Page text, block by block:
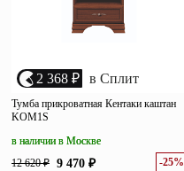
2 368 ₽ в Сплит
Тумба прикроватная Кентаки каштан
KOM1S
12 620 ₽ 9 470 ₽ -25%
в наличии в Москве